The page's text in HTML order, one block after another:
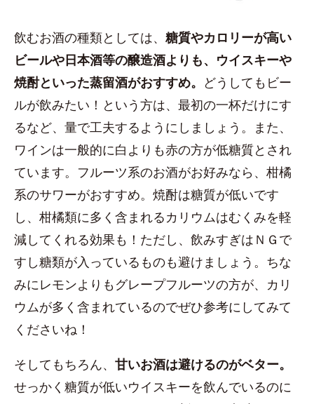
飲むお酒の種類としては、 糖質やカロリーが高い
ビールや日本酒等の醸造酒よりも、ウイスキーや
焼酎といった蒸留酒がおすすめ。 どうしてもビー
ルが飲みたい！という方は、最初の一杯だけにす
るなど、量で工夫するようにしましょう。また、
ワインは一般的に白よりも赤の方が低糖質とされ
ています。フルーツ系のお酒がお好みなら、柑橘
系のサワーがおすすめ。焼酎は糖質が低いです
し、柑橘類に多く含まれるカリウムはむくみを軽
減してくれる効果も！ただし、飲みすぎはＮＧで
すし糖類が入っているものも避けましょう。ちな
みにレモンよりもグレープフルーツの方が、カリ
ウムが多く含まれているのでぜひ参考にしてみて
くださいね！
そしてもちろん、 甘いお酒は避けるのがベター。
せっかく糖質が低いウイスキーを飲んでいるのに